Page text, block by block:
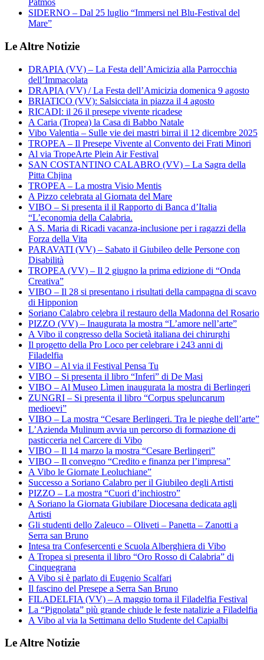
Patmos
SIDERNO – Dal 25 luglio “Immersi nel Blu-Festival del
Mare”
Le Altre Notizie
DRAPIA (VV) – La Festa dell’Amicizia alla Parrocchia
dell’Immacolata
DRAPIA (VV) / La Festa dell’Amicizia domenica 9 agosto
BRIATICO (VV): Salsicciata in piazza il 4 agosto
RICADI: il 26 il presepe vivente ricadese
A Caria (Tropea) la Casa di Babbo Natale
Vibo Valentia – Sulle vie dei mastri birrai il 12 dicembre 2025
TROPEA – Il Presepe Vivente al Convento dei Frati Minori
Al via TropeArte Plein Air Festival
SAN COSTANTINO CALABRO (VV) – La Sagra della
Pitta Chjina
TROPEA – La mostra Visio Mentis
A Pizzo celebrata al Giornata del Mare
VIBO – Si presenta il il Rapporto di Banca d’Italia
“L’economia della Calabria.
A S. Maria di Ricadi vacanza-inclusione per i ragazzi della
Forza della Vita
PARAVATI (VV) – Sabato il Giubileo delle Persone con
Disabilità
TROPEA (VV) – Il 2 giugno la prima edizione di “Onda
Creativa”
VIBO – Il 28 si presentano i risultati della campagna di scavo
di Hipponion
Soriano Calabro celebra il restauro della Madonna del Rosario
PIZZO (VV) – Inaugurata la mostra “L’amore nell’arte”
A Vibo il congresso della Società italiana dei chirurghi
Il progetto della Pro Loco per celebrare i 243 anni di
Filadelfia
VIBO – Al via il Festival Pensa Tu
VIBO – Si presenta il libro “Inferi” di De Masi
VIBO – Al Museo Lìmen inaugurata la mostra di Berlingeri
ZUNGRI – Si presenta il libro “Corpus speluncarum
medioevi”
VIBO – La mostra “Cesare Berlingeri. Tra le pieghe dell’arte”
L’Azienda Mulinum avvia un percorso di formazione di
pasticceria nel Carcere di Vibo
VIBO – Il 14 marzo la mostra “Cesare Berlingeri”
VIBO – Il convegno “Credito e finanza per l’impresa”
A Vibo le Giornate Leoluchiane”
Successo a Soriano Calabro per il Giubileo degli Artisti
PIZZO – La mostra “Cuori d’inchiostro”
A Soriano la Giornata Giubilare Diocesana dedicata agli
Artisti
Gli studenti dello Zaleuco – Oliveti – Panetta – Zanotti a
Serra san Bruno
Intesa tra Confesercenti e Scuola Alberghiera di Vibo
A Tropea si presenta il libro “Oro Rosso di Calabria” di
Cinquegrana
A Vibo si è parlato di Eugenio Scalfari
Il fascino del Presepe a Serra San Bruno
FILADELFIA (VV) – A maggio torna il Filadelfia Festival
La “Pignolata” più grande chiude le feste natalizie a Filadelfia
A Vibo al via la Settimana dello Studente del Capialbi
Le Altre Notizie